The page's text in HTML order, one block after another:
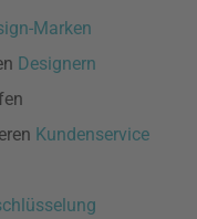
Marken
Designern
Kundenservice